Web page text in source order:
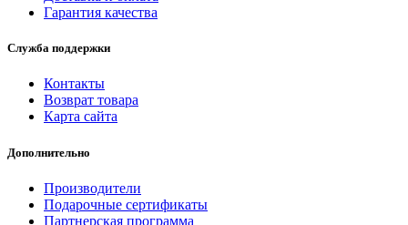
Гарантия качества
Служба поддержки
Контакты
Возврат товара
Карта сайта
Дополнительно
Производители
Подарочные сертификаты
Партнерская программа